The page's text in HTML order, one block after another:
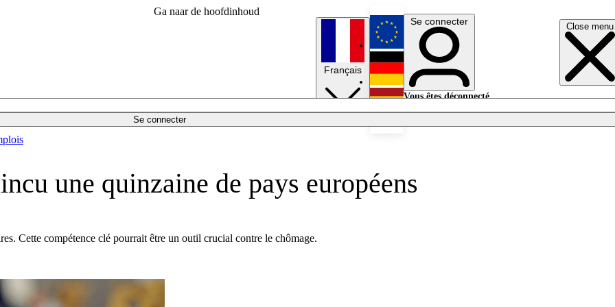
Ga naar de hoofdinhoud
Close menu
Se connecter
Français
English
Deutsch
Se connecter
Vous êtes déconnecté.
une quinzaine de pays européens
Cette compétence clé pourrait être un outil crucial contre le chômage.